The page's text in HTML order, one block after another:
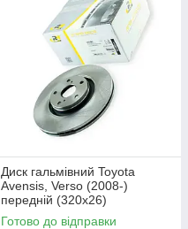
Диск гальмівний Toyota
Avensis, Verso (2008-)
передній (320x26)
ROADHOUSE
Готово до відправки